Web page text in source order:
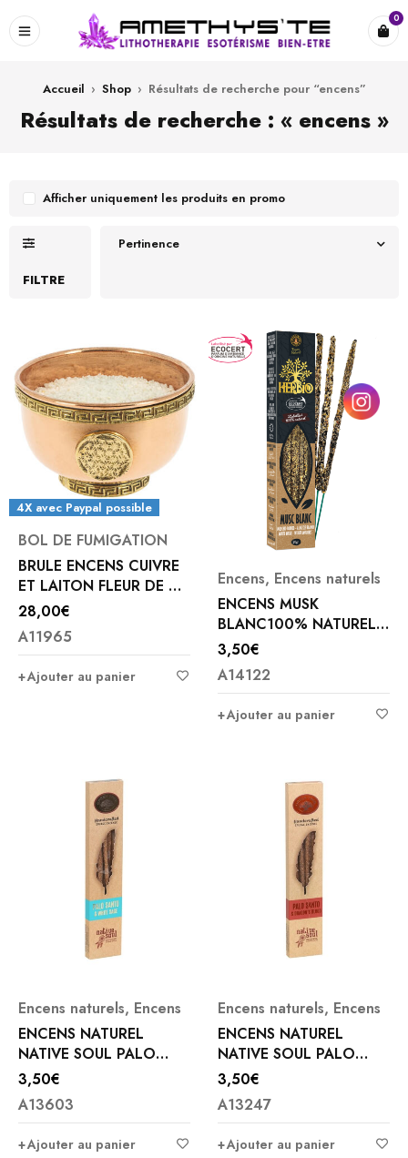
0
Accueil › Shop › Résultats de recherche pour “encens”
Résultats de recherche : « encens »
FILTRE
Pertinence
Afficher uniquement les produits en promo
4X avec Paypal possible
BOL DE FUMIGATION
BRULE ENCENS CUIVRE
ET LAITON FLEUR DE VIE
OU ARBRE DE VIE
28,00€
A11965
Ajouter au panier
Encens, Encens naturels
ENCENS MUSK
BLANC100% NATUREL
20 GR
3,50€
A14122
Ajouter au panier
Encens naturels, Encens
ENCENS NATUREL
NATIVE SOUL PALO
SANTO et WHITE SAGE
3,50€
A13603
Ajouter au panier
Encens naturels, Encens
ENCENS NATUREL
NATIVE SOUL PALO
SANTO et SANG DE
DRAGON
3,50€
A13247
Ajouter au panier